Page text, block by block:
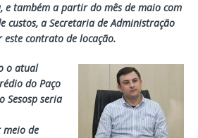
e também a partir do mês de maio com
custos, a Secretaria de Administração
contrato de locação.
o atual
do Paço
Sesosp seria
meio de